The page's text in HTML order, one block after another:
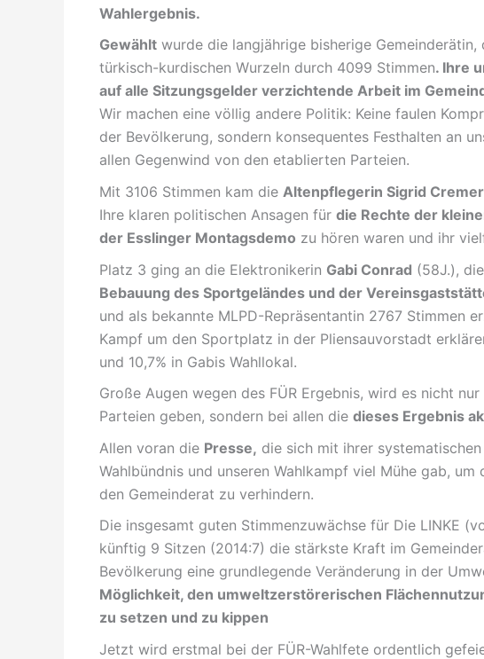
Wahlergebnis.
Gewählt wurde die langjährige bisherige Gemeinderätin,
türkisch-kurdischen Wurzeln durch 4099 Stimmen. Ihre
auf alle Sitzungsgelder verzichtende Arbeit im
Wir machen eine völlig andere Politik: Keine faulen
der Bevölkerung, sondern konsequentes Festhalten an
allen Gegenwind von den etablierten Parteien.
Mit 3106 Stimmen kam die Altenpflegerin Sigrid Cremer
Ihre klaren politischen Ansagen für die Rechte der
der Esslinger Montagsdemo zu hören waren und ihr
Platz 3 ging an die Elektronikerin Gabi Conrad (58J.),
Bebauung des Sportgeländes und der
und als bekannte MLPD-Repräsentantin 2767 Stimmen
Kampf um den Sportplatz in der Pliensauvorstadt
und 10,7% in Gabis Wahllokal.
Große Augen wegen des FÜR Ergebnis, wird es nicht nur
Parteien geben, sondern bei allen die dieses Ergebnis
Allen voran die Presse, die sich mit ihrer
Wahlbündnis und unseren Wahlkampf viel Mühe gab, um
den Gemeinderat zu verhindern.
Die insgesamt guten Stimmenzuwächse für Die LINKE
künftig 9 Sitzen (2014:7) die stärkste Kraft im
Bevölkerung eine grundlegende Veränderung in der
Möglichkeit, den umweltzerstörerischen
zu setzen und zu kippen
Jetzt wird erstmal bei der FÜR-Wahlfete ordentlich